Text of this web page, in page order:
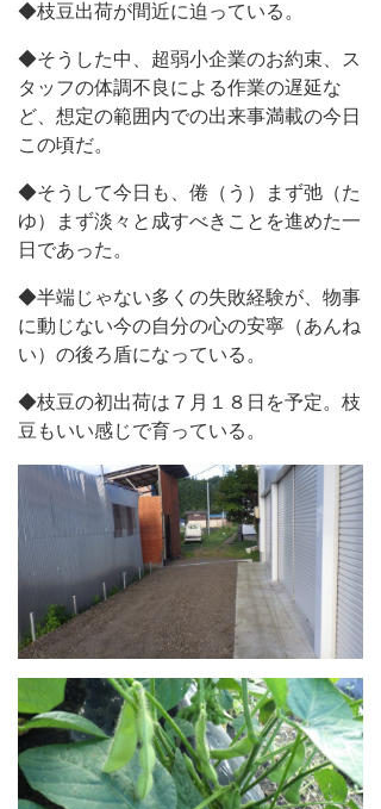
◆枝豆出荷が間近に迫っている。
◆そうした中、超弱小企業のお約束、ス
タッフの体調不良による作業の遅延な
ど、想定の範囲内での出来事満載の今日
この頃だ。
◆そうして今日も、倦（う）まず弛（た
ゆ）まず淡々と成すべきことを進めた一
日であった。
◆半端じゃない多くの失敗経験が、物事
に動じない今の自分の心の安寧（あんね
い）の後ろ盾になっている。
◆枝豆の初出荷は７月１８日を予定。枝
豆もいい感じで育っている。